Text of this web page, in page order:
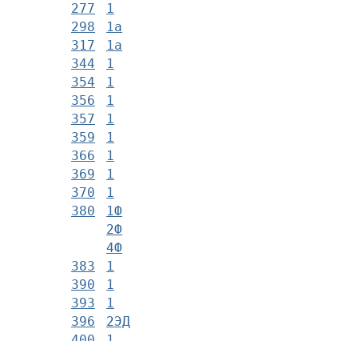
277
1
298
1а
317
1а
344
1
354
1
356
1
357
1
359
1
366
1
369
1
370
1
380
1Ф
2Ф
4Ф
383
1
390
1
393
1
396
2ЭД